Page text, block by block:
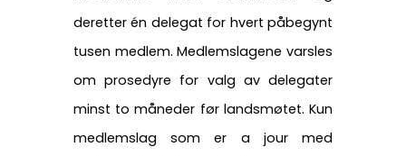
deretter én delegat for hvert påbegynt
tusen medlem. Medlemslagene varsles
om prosedyre for valg av delegater
minst to måneder før landsmøtet. Kun
medlemslag som er a jour med